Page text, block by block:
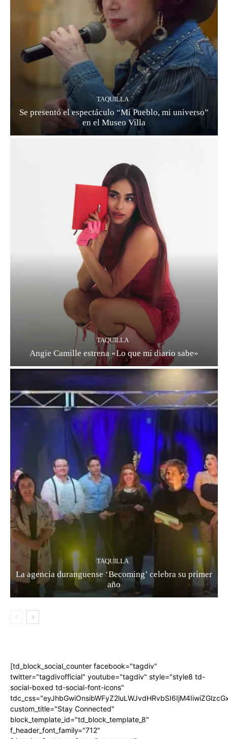
TAQUILLA
Se presentó el espectáculo “Mi Pueblo, mi universo”
en el Museo Villa
TAQUILLA
Angie Camille estrena «Lo que mi diario sabe»
TAQUILLA
La agencia duranguense ‘Becoming’ celebra su primer
año
[td_block_social_counter facebook="tagdiv"
twitter="tagdivofficial" youtube="tagdiv" style="style8 td-
social-boxed td-social-font-icons"
custom_title="Stay Connected"
block_template_id="td_block_template_8"
f_header_font_family="712"